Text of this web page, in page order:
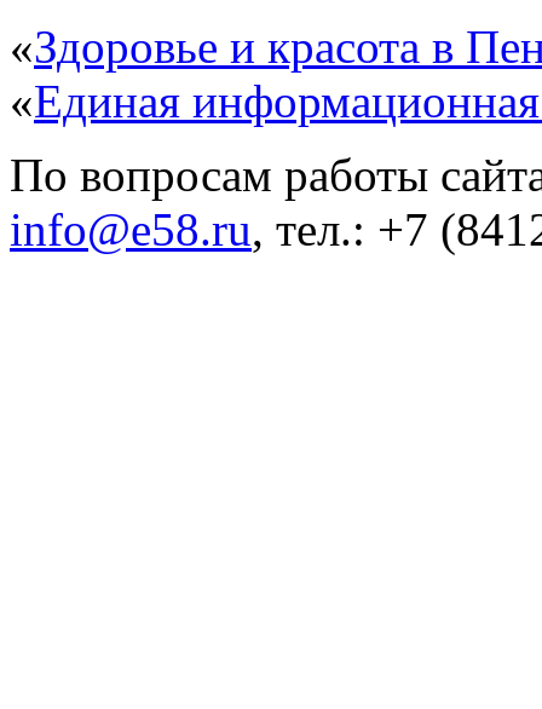
«Здоровье и красота в
«Единая
По вопросам работы
info@e58.ru, тел.: +7